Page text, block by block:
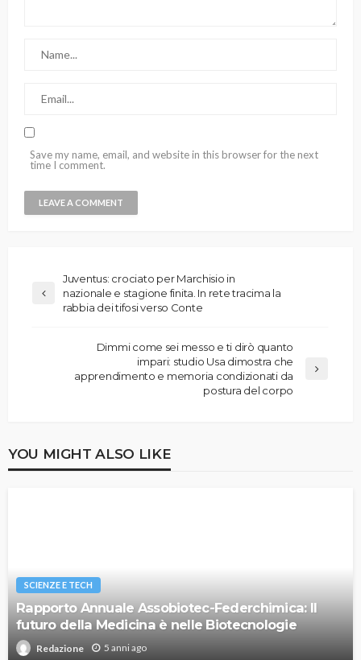
Save my name, email, and website in this browser for the next
time I comment.
Juventus: crociato per Marchisio in
nazionale e stagione finita. In rete tracima la
rabbia dei tifosi verso Conte
Dimmi come sei messo e ti dirò quanto
impari: studio Usa dimostra che
apprendimento e memoria condizionati da
postura del corpo
YOU MIGHT ALSO LIKE
SCIENZE E TECH
Rapporto Annuale Assobiotec-Federchimica: Il
futuro della Medicina è nelle Biotecnologie
Redazione 5 anni ago